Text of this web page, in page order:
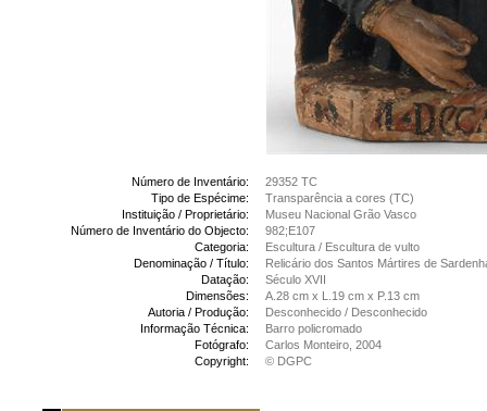
Número de Inventário:
29352 TC
Tipo de Espécime:
Transparência a cores (TC)
Instituição / Proprietário:
Museu Nacional Grão Vasco
Número de Inventário do Objecto:
982;E107
Categoria:
Escultura / Escultura de vulto
Denominação / Título:
Relicário dos Santos Mártires de
Datação:
Século XVII
Dimensões:
A.28 cm x L.19 cm x P.13 cm
Autoria / Produção:
Desconhecido / Desconhecido
Informação Técnica:
Barro policromado
Fotógrafo:
Carlos Monteiro, 2004
Copyright:
© DGPC